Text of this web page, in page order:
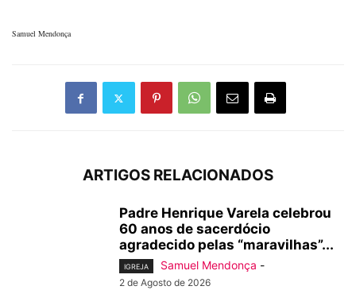
Samuel Mendonça
ARTIGOS RELACIONADOS
Padre Henrique Varela celebrou
60 anos de sacerdócio
agradecido pelas “maravilhas”...
IGREJA Samuel Mendonça -
2 de Agosto de 2026